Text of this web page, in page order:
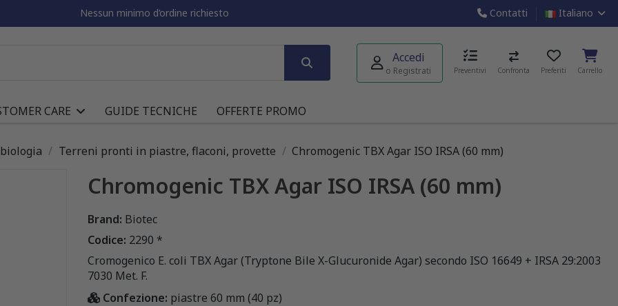
Nessun minimo d’ordine richiesto Contatti Italiano
Accedi
o Registrati Preventivi Confronta Preferiti Carrello
CARE GUIDE TECNICHE OFFERTE PROMO
Terreni pronti in piastre, flaconi, provette Chromogenic TBX Agar ISO IRSA (60 mm)
Chromogenic TBX Agar ISO IRSA (60 mm)
Brand: Biotec
Codice: 2290 *
Cromogenico E. coli TBX Agar (Tryptone Bile X-Glucuronide Agar) secondo ISO 16649 + IRSA 29:2003
7030 Met. F.
Confezione: piastre 60 mm (40 pz)